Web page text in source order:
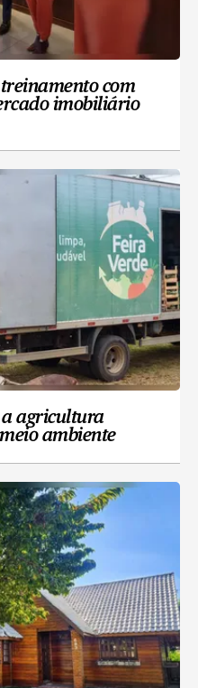
com
imobiliário
agricultura
ambiente